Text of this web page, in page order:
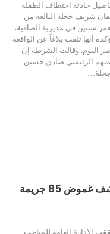
حادثة اختطاف الطفلة
شريف جحلة البالغة من
سنتين في مديرية الصافية،
أنها تلقت بلاغاً عن الواقعة
اليوم. وقالت الشرطة إن
الرئيسي صادق حسين
داخلية صنعاء تستعيد 36 مركبة وتكشف غموض 85 جريمة
الإدارة العامة للمباحث